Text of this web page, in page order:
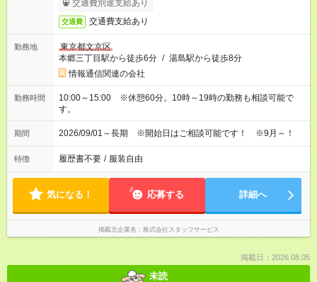
交通費別途支給あり
交通費 交通費支給あり
勤務地
東京都文京区
本郷三丁目駅から徒歩6分 / 湯島駅から徒歩8分
情報通信関連の会社
勤務時間
10:00～15:00 ※休憩60分。10時～19時の勤務も相談可能で
す。
期間 2026/09/01～長期 ※開始日はご相談可能です！ ※9月～！
特徴 履歴書不要 / 服装自由
気になる！ 応募する 詳細へ
掲載元企業名 株式会社スタッフサービス
掲載日：2026.08.05
未読